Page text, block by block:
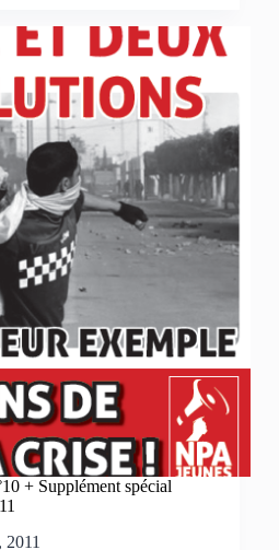
+ Supplément spécial
2011